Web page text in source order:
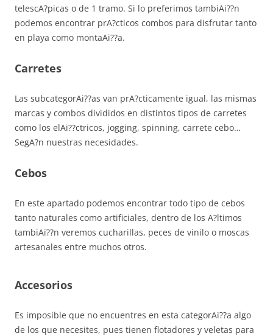
telescA?picas o de 1 tramo. Si lo preferimos tambiAi??n
podemos encontrar prA?cticos combos para disfrutar tanto
en playa como montaAi??a.
Carretes
Las subcategorAi??as van prA?cticamente igual, las mismas
marcas y combos divididos en distintos tipos de carretes
como los elAi??ctricos, jogging, spinning, carrete cebo…
SegA?n nuestras necesidades.
Cebos
En este apartado podemos encontrar todo tipo de cebos
tanto naturales como artificiales, dentro de los A?ltimos
tambiAi??n veremos cucharillas, peces de vinilo o moscas
artesanales entre muchos otros.
Accesorios
Es imposible que no encuentres en esta categorAi??a algo
de los que necesites, pues tienen flotadores y veletas para